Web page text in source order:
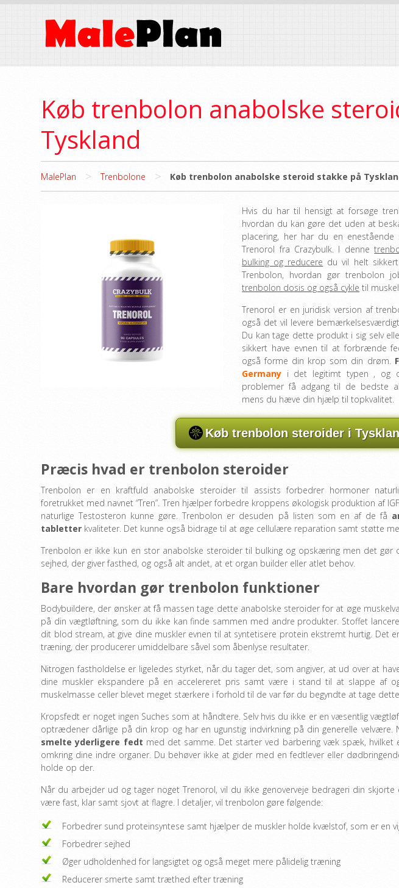
Køb trenbolon anabolske
Tyskland
MalePlan > Trenbolone > Køb trenbolon anabolske steroid stakke på
Hvis du har til hensigt at forsøge
hvordan du kan gøre det uden at
placering, her har du en
Trenorol fra Crazybulk. I denne
bulking og reducere du vil helt
Trenbolon, hvordan gør trenbolon
trenbolon dosis og også cykle til
Trenorol er en juridisk version af
også det vil levere
Du kan tage dette produkt i sig selv
sikkert have evnen til at forbrænde
også forme din krop som din drøm.
Germany i det legitimt typen , og
problemer få adgang til de bedste
mens du hæve din hjælp til topkvalitet.
Køb trenbolon steroider i
Præcis hvad er trenbolon steroider
Trenbolon er en kraftfuld anabolske steroider til assists forbedrer hormoner
foretrukket med navnet “Tren”. Tren hjælper forbedre kroppens økologisk produktion af
naturlige Testosteron kunne gøre. Trenbolon er desuden på listen som en af de få
tabletter kvaliteter. Det kunne også bidrage til at øge cellulære reparation samt støtte
Trenbolon er ikke kun en stor anabolske steroider til bulking og opskæring men det gør
sejhed, der giver fasthed, og også alt andet, at et organ builder eller atlet behov.
Bare hvordan gør trenbolon funktioner
Bodybuildere, der ønsker at få massen tage dette anabolske steroider for at øge
på din vægtløftning, som du ikke kan finde sammen med andre produkter. Stoffet
dit blod stream, at give dine muskler evnen til at syntetisere protein ekstremt hurtig. Det
træning, der producerer umiddelbare såvel som åbenlyse resultater.
Nitrogen fastholdelse er ligeledes styrket, når du tager det, som angiver, at ud over at
dine muskler ekspandere på en accelereret pris samt være i stand til at slappe af
muskelmasse celler blevet meget stærkere i forhold til de var før du begyndte at tage
Kropsfedt er noget ingen Suches som at håndtere. Selv hvis du ikke er en væsentlig
optrædener dårlige på din krop og har en ugunstig indvirkning på din generelle
smelte yderligere fedt med det samme. Det starter ved barbering væk spæk, hvilket
omkring dine indre organer. Du behøver ikke at gider med en fedtlever eller
holde op der.
Når du arbejder ud og tager noget Trenorol, vil du ikke genoverveje bedrageri din skjorte
være fast, klar samt sjovt at flagre. I detaljer, vil trenbolon gøre følgende:
Forbedrer sund proteinsyntese samt hjælper de muskler holde kvælstof, som er en
Forbedrer sejhed
Øger udholdenhed for langsigtet og også meget mere pålidelig træning
Reducerer smerte samt træthed efter træning